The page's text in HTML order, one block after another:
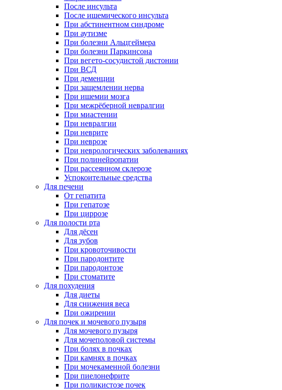
После инсульта
После ишемического инсульта
При абстинентном синдроме
При аутизме
При болезни Альцгеймера
При болезни Паркинсона
При вегето-сосудистой дистонии
При ВСД
При деменции
При защемлении нерва
При ишемии мозга
При межрёберной невралгии
При миастении
При невралгии
При неврите
При неврозе
При неврологических заболеваниях
При полинейропатии
При рассеянном склерозе
Успокоительные средства
Для печени
От гепатита
При гепатозе
При циррозе
Для полости рта
Для дёсен
Для зубов
При кровоточивости
При пародонтите
При пародонтозе
При стоматите
Для похудения
Для диеты
Для снижения веса
При ожирении
Для почек и мочевого пузыря
Для мочевого пузыря
Для мочеполовой системы
При болях в почках
При камнях в почках
При мочекаменной болезни
При пиелонефрите
При поликистозе почек